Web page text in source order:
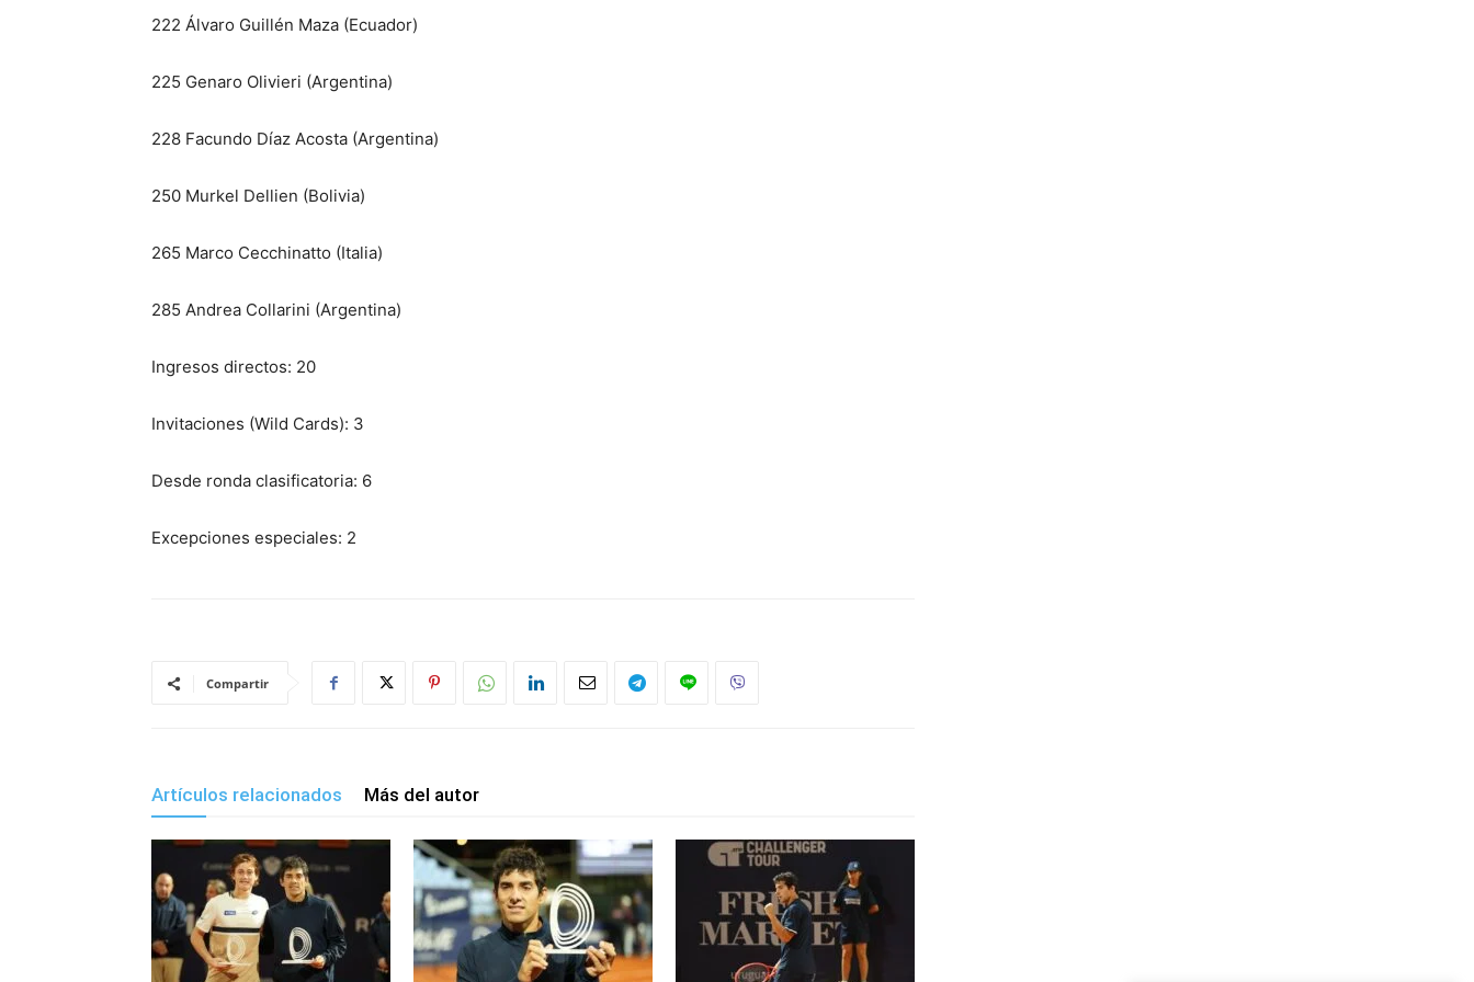
222 Álvaro Guillén Maza (Ecuador)
225 Genaro Olivieri (Argentina)
228 Facundo Díaz Acosta (Argentina)
250 Murkel Dellien (Bolivia)
265 Marco Cecchinatto (Italia)
285 Andrea Collarini (Argentina)
Ingresos directos: 20
Invitaciones (Wild Cards): 3
Desde ronda clasificatoria: 6
Excepciones especiales: 2
Compartir
Artículos relacionados Más del autor